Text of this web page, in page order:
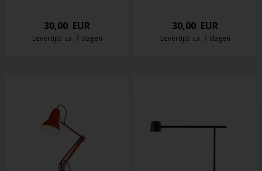
30,00 EUR
Levertijd: ca. 7 dagen
30,00 EUR
Levertijd: ca. 7 dagen